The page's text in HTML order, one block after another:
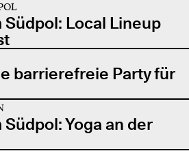
Südpol: Local Lineup
barrierefreie Party für
Yoga an der